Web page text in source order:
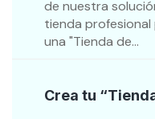
de nuestra
tienda profesional
una "Tienda de...
Crea tu